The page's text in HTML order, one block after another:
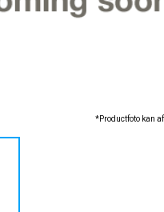
*Productfoto kan